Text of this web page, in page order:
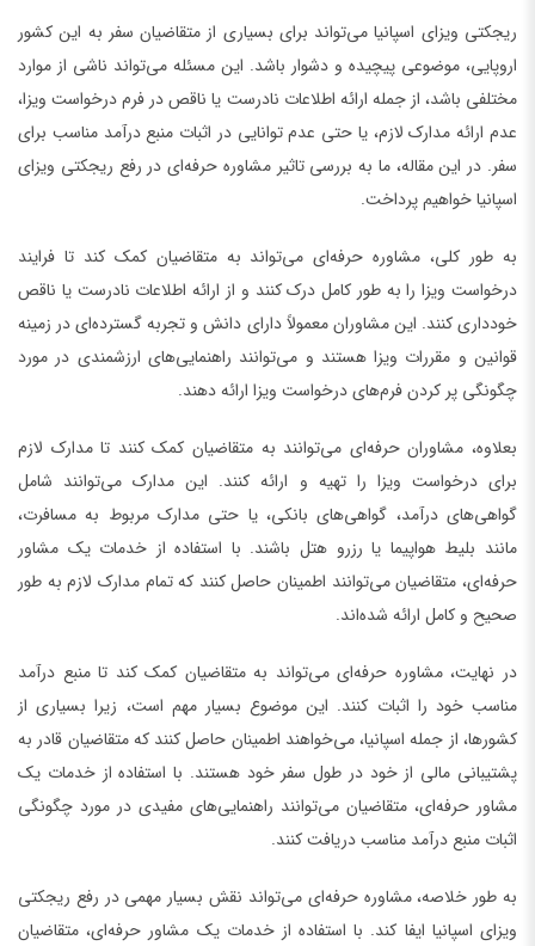
ریجکتی ویزای اسپانیا می‌تواند برای بسیاری از متقاضیان سفر به این کشور
اروپایی، موضوعی پیچیده و دشوار باشد. این مسئله می‌تواند ناشی از موارد
مختلفی باشد، از جمله ارائه اطلاعات نادرست یا ناقص در فرم درخواست ویزا،
عدم ارائه مدارک لازم، یا حتی عدم توانایی در اثبات منبع درآمد مناسب برای
سفر. در این مقاله، ما به بررسی تاثیر مشاوره حرفه‌ای در رفع ریجکتی ویزای
اسپانیا خواهیم پرداخت.
به طور کلی، مشاوره حرفه‌ای می‌تواند به متقاضیان کمک کند تا فرایند
درخواست ویزا را به طور کامل درک کنند و از ارائه اطلاعات نادرست یا ناقص
خودداری کنند. این مشاوران معمولاً دارای دانش و تجربه گسترده‌ای در زمینه
قوانین و مقررات ویزا هستند و می‌توانند راهنمایی‌های ارزشمندی در مورد
چگونگی پر کردن فرم‌های درخواست ویزا ارائه دهند.
بعلاوه، مشاوران حرفه‌ای می‌توانند به متقاضیان کمک کنند تا مدارک لازم
برای درخواست ویزا را تهیه و ارائه کنند. این مدارک می‌توانند شامل
گواهی‌های درآمد، گواهی‌های بانکی، یا حتی مدارک مربوط به مسافرت،
مانند بلیط هواپیما یا رزرو هتل باشند. با استفاده از خدمات یک مشاور
حرفه‌ای، متقاضیان می‌توانند اطمینان حاصل کنند که تمام مدارک لازم به طور
صحیح و کامل ارائه شده‌اند.
در نهایت، مشاوره حرفه‌ای می‌تواند به متقاضیان کمک کند تا منبع درآمد
مناسب خود را اثبات کنند. این موضوع بسیار مهم است، زیرا بسیاری از
کشورها، از جمله اسپانیا، می‌خواهند اطمینان حاصل کنند که متقاضیان قادر به
پشتیبانی مالی از خود در طول سفر خود هستند. با استفاده از خدمات یک
مشاور حرفه‌ای، متقاضیان می‌توانند راهنمایی‌های مفیدی در مورد چگونگی
اثبات منبع درآمد مناسب دریافت کنند.
به طور خلاصه، مشاوره حرفه‌ای می‌تواند نقش بسیار مهمی در رفع ریجکتی
ویزای اسپانیا ایفا کند. با استفاده از خدمات یک مشاور حرفه‌ای، متقاضیان